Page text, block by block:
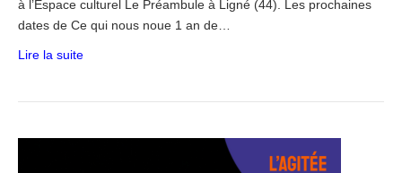
à l’Espace culturel Le Préambule à Ligné (44). Les prochaines
dates de Ce qui nous noue 1 an de…
Lire la suite